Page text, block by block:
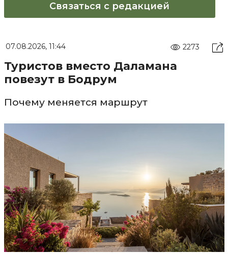
Связаться с редакцией
07.08.2026, 11:44 2273
Туристов вместо Даламана
повезут в Бодрум
Почему меняется маршрут